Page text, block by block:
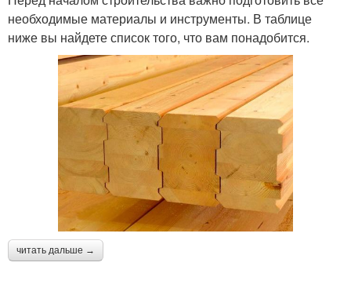
необходимые материалы и инструменты. В таблице
ниже вы найдете список того, что вам понадобится.
читать дальше →